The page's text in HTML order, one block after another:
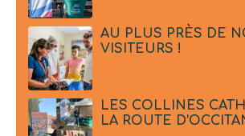
AU PLUS PRÈS DE
VISITEURS !
LES COLLINES
LA ROUTE